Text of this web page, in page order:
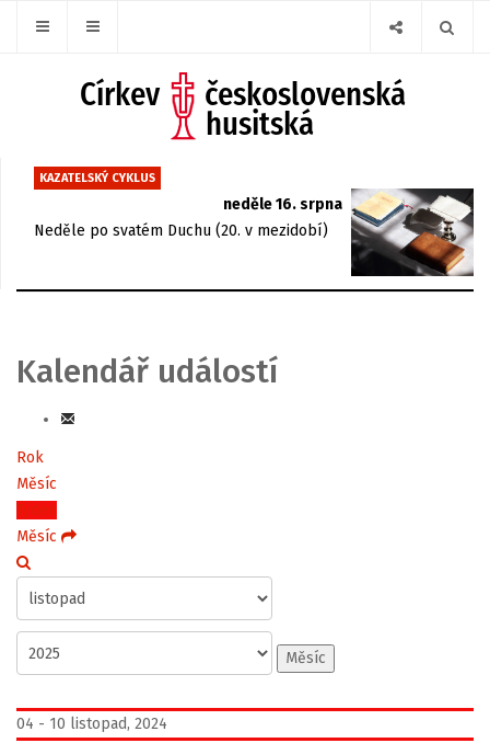
KAZATELSKÝ CYKLUS
neděle 16. srpna
Neděle po svatém Duchu (20. v mezidobí)
Kalendář událostí
Rok
Měsíc
Týden
Měsíc
Měsíc
04 - 10 listopad, 2024